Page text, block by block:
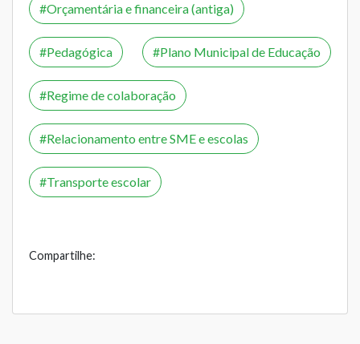
Orçamentária e financeira (antiga)
Pedagógica Plano Municipal de Educação
Regime de colaboração
Relacionamento entre SME e escolas
Transporte escolar
Compartilhe: